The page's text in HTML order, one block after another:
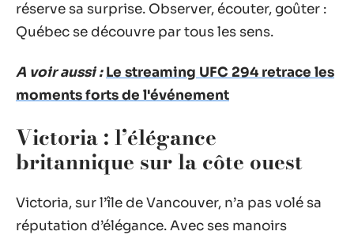
réserve sa surprise. Observer, écouter, goûter :
Québec se découvre par tous les sens.
A voir aussi : Le streaming UFC 294 retrace les
moments forts de l'événement
Victoria : l’élégance
britannique sur la côte ouest
Victoria, sur l’île de Vancouver, n’a pas volé sa
réputation d’élégance. Avec ses manoirs